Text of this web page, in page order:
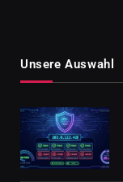
Unsere Auswahl